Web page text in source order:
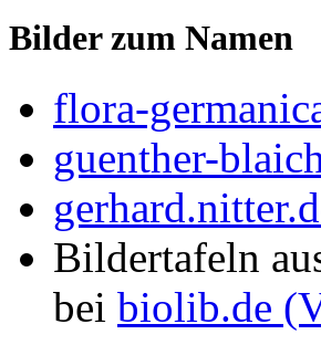
Bilder zum Namen
flora-
guenther-
Bildertafeln
bei biolib.de